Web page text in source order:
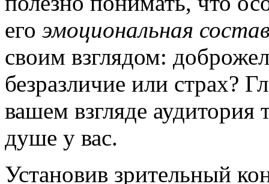
его эмоциональная
своим взглядом:
безразличие или страх?
вашем взгляде аудитория
душе у вас.
Установив зрительный